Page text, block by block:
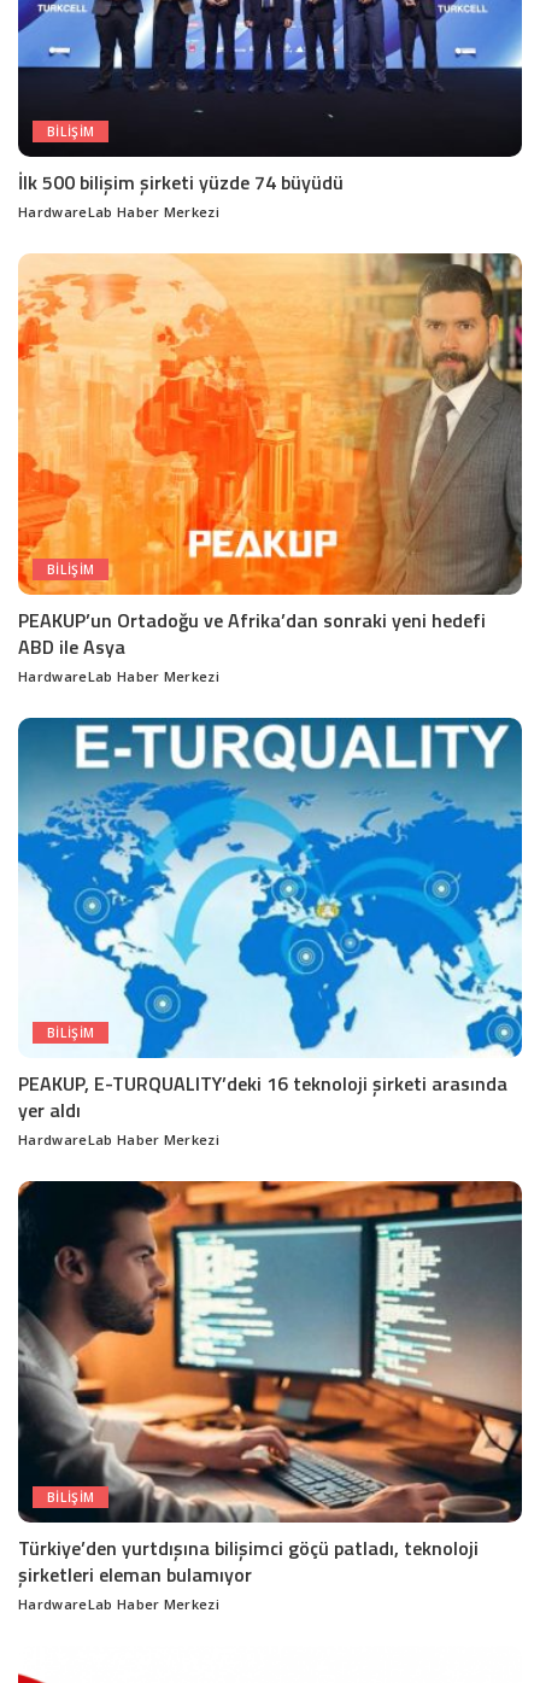
BILIŞIM
İlk 500 bilişim şirketi yüzde 74 büyüdü
Posted
HardwareLab Haber Merkezi
BILIŞIM
PEAKUP’un Ortadoğu ve Afrika’dan sonraki yeni hedefi
ABD ile Asya
Posted
HardwareLab Haber Merkezi
BILIŞIM
PEAKUP, E-TURQUALITY’deki 16 teknoloji şirketi arasında
yer aldı
Posted
HardwareLab Haber Merkezi
BILIŞIM
Türkiye’den yurtdışına bilişimci göçü patladı, teknoloji
şirketleri eleman bulamıyor
Posted
HardwareLab Haber Merkezi